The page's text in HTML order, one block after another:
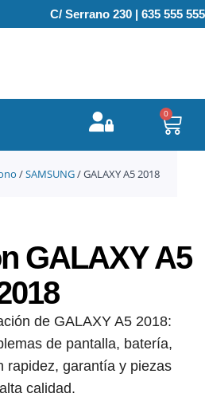
C/ Serrano 230 | 635 555 555
0
/SAMSUNG/ GALAXY A5 2018
GALAXY A5
de GALAXY A5 2018:
de pantalla, batería,
rapidez, garantía y piezas
calidad.